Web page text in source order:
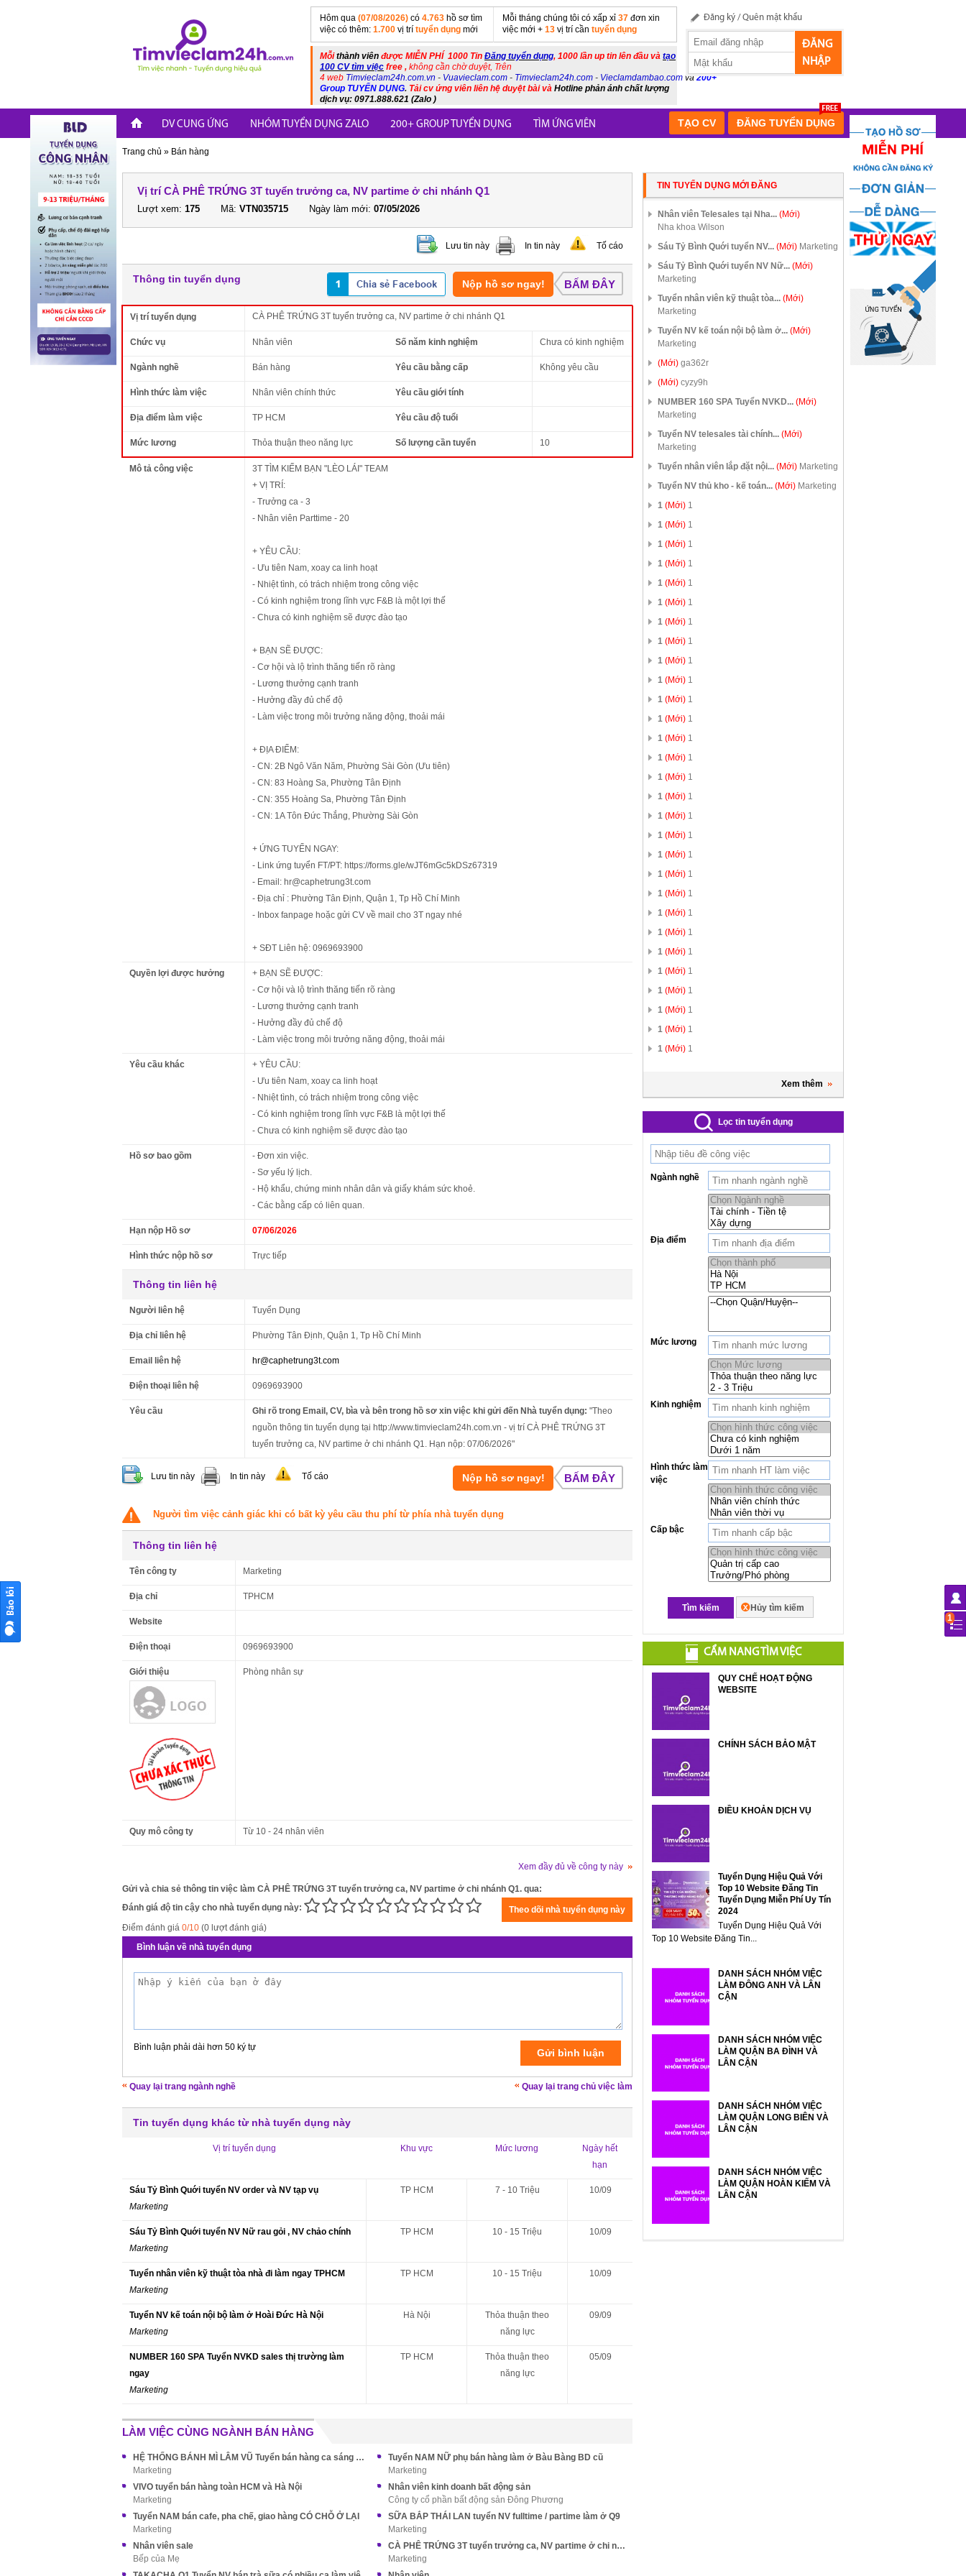
Hôm qua (07/08/2026) có 4.763 hồ sơ tìm
việc có thêm: 1.700 vị trí tuyển dụng mới
Mỗi tháng chúng tôi có xấp xỉ 37 đơn xin
việc mới + 13 vị trí cần tuyển dụng
Mỗithành viên được MIỄN PHÍ 1000 Tin Đăng tuyển dụng, 1000 lần up tin lên đầu và tạo
100 CV tìm việc free , không cần chờ duyệt, Trên
4 web Timvieclam24h.com.vn - Vuavieclam.com - Timvieclam24h.com - Vieclamdambao.com và 200+
Group TUYỂN DỤNG. Tải cv ứng viên liên hệ duyệt bài và Hotline phản ánh chất lượng
dịch vụ: 0971.888.621 (Zalo )
Đăng ký /Quên mật khẩu
ĐĂNG
NHẬP
DV CUNG ỨNG NHÓM TUYỂN DỤNG ZALO 200+ GROUP TUYỂN DỤNG TÌM ỨNG VIÊN ĐĂNG TUYỂN DỤNG
TẠO CV
Trang chủ » Bán hàng
Vị trí CÀ PHÊ TRỨNG 3T tuyển trưởng ca, NV partime ở chi nhánh Q1
Lượt xem: 175 Mã: VTN035715 Ngày làm mới: 07/05/2026
Lưu tin này In tin này Tố cáo
Thông tin tuyển dụng Nộp hồ sơ ngay! BẤM ĐÂY
Vị trí tuyển dụng CÀ PHÊ TRỨNG 3T tuyển trưởng ca, NV partime ở chi nhánh Q1
Chức vụ Nhân viên Số năm kinh nghiệm Chưa có kinh nghiệm
Ngành nghề Bán hàng Yêu cầu bằng cấp Không yêu cầu
Hình thức làm việc Nhân viên chính thức Yêu cầu giới tính
Địa điểm làm việc TP HCM Yêu cầu độ tuổi
Mức lương Thỏa thuận theo năng lực Số lượng cần tuyển 10
Mô tả công việc
3T TÌM KIẾM BẠN "LÈO LÁI" TEAM
+ VỊ TRÍ:
- Trưởng ca - 3
- Nhân viên Parttime - 20
+ YÊU CẦU:
- Ưu tiên Nam, xoay ca linh hoạt
- Nhiệt tình, có trách nhiệm trong công việc
- Có kinh nghiệm trong lĩnh vực F&B là một lợi thế
- Chưa có kinh nghiệm sẽ được đào tạo
+ BẠN SẼ ĐƯỢC:
- Cơ hội và lộ trình thăng tiến rõ ràng
- Lương thưởng cạnh tranh
- Hưởng đầy đủ chế độ
- Làm việc trong môi trưởng năng động, thoải mái
+ ĐỊA ĐIỂM:
- CN: 2B Ngô Văn Năm, Phường Sài Gòn (Ưu tiên)
- CN: 83 Hoàng Sa, Phường Tân Định
- CN: 355 Hoàng Sa, Phường Tân Định
- CN: 1A Tôn Đức Thắng, Phường Sài Gòn
+ ỨNG TUYỂN NGAY:
- Link ứng tuyển FT/PT: https://forms.gle/wJT6mGc5kDSz67319
- Email: hr@caphetrung3t.com
- Địa chỉ : Phường Tân Định, Quận 1, Tp Hồ Chí Minh
- Inbox fanpage hoặc gửi CV về mail cho 3T ngay nhé
+ SĐT Liên hệ: 0969693900
Quyền lợi được hưởng
+ BẠN SẼ ĐƯỢC:
- Cơ hội và lộ trình thăng tiến rõ ràng
- Lương thưởng cạnh tranh
- Hưởng đầy đủ chế độ
- Làm việc trong môi trưởng năng động, thoải mái
Yêu cầu khác
+ YÊU CẦU:
- Ưu tiên Nam, xoay ca linh hoạt
- Nhiệt tình, có trách nhiệm trong công việc
- Có kinh nghiệm trong lĩnh vực F&B là một lợi thế
- Chưa có kinh nghiệm sẽ được đào tạo
Hồ sơ bao gồm
- Đơn xin việc.
- Sơ yếu lý lịch.
- Hộ khẩu, chứng minh nhân dân và giấy khám sức khoẻ.
- Các bằng cấp có liên quan.
Hạn nộp Hồ sơ 07/06/2026
Hình thức nộp hồ sơ Trực tiếp
Thông tin liên hệ
Người liên hệ Tuyển Dụng
Địa chỉ liên hệ Phường Tân Định, Quận 1, Tp Hồ Chí Minh
Email liên hệ hr@caphetrung3t.com
Điện thoại liên hệ 0969693900
Yêu cầu Ghi rõ trong Email, CV, bìa và bên trong hồ sơ xin việc khi gửi đến Nhà tuyển dụng: "Theo
nguồn thông tin tuyển dụng tại http://www.timvieclam24h.com.vn - vị trí CÀ PHÊ TRỨNG 3T
tuyển trưởng ca, NV partime ở chi nhánh Q1. Hạn nộp: 07/06/2026"
Lưu tin này In tin này Tố cáo Nộp hồ sơ ngay! BẤM ĐÂY
Người tìm việc cảnh giác khi có bất kỳ yêu cầu thu phí từ phía nhà tuyển dụng
Thông tin liên hệ
Tên công ty Marketing
Địa chỉ TPHCM
Website
Điện thoại 0969693900
Giới thiệu Phòng nhân sự
Quy mô công ty Từ 10 - 24 nhân viên
Xem đầy đủ về công ty này
Gửi và chia sẻ thông tin việc làm CÀ PHÊ TRỨNG 3T tuyển trưởng ca, NV partime ở chi nhánh Q1. qua:
Đánh giá độ tin cậy cho nhà tuyển dụng này:
Điểm đánh giá 0/10 (0 lượt đánh giá)
Bình luận về nhà tuyển dụng
Bình luận phải dài hơn 50 ký tự
Quay lại trang ngành nghề Quay lại trang chủ việc làm
Tin tuyển dụng khác từ nhà tuyển dụng này
Vị trí tuyển dụng Khu vực Mức lương
Ngày hết
hạn
Sáu Tỷ Bình Quới tuyển NV order và NV tạp vụ
Marketing
TP HCM 7 - 10 Triệu 10/09
Sáu Tỷ Bình Quới tuyển NV Nữ rau gỏi , NV chảo chính
Marketing
TP HCM 10 - 15 Triệu 10/09
Tuyển nhân viên kỹ thuật tòa nhà đi làm ngay TPHCM
Marketing
TP HCM 10 - 15 Triệu 10/09
Tuyển NV kế toán nội bộ làm ở Hoài Đức Hà Nội
Marketing
Hà Nội
Thỏa thuận theo
năng lực
09/09
NUMBER 160 SPA Tuyển NVKD sales thị trường làm
ngay
Marketing
TP HCM
Thỏa thuận theo
năng lực
05/09
LÀM VIỆC CÙNG NGÀNH BÁN HÀNG
HỆ THỐNG BÁNH MÌ LÂM VŨ Tuyển bán hàng ca sáng ở Thủ Đức
Marketing
Tuyển NAM NỮ phụ bán hàng làm ở Bàu Bàng BD cũ
Marketing
VIVO tuyển bán hàng toàn HCM và Hà Nội
Marketing
Nhân viên kinh doanh bất động sản
Công ty cổ phần bất động sản Đông Phương
Tuyển NAM bán cafe, pha chế, giao hàng CÓ CHỖ Ở LẠI
Marketing
SỮA BẮP THÁI LAN tuyển NV fulltime / partime làm ở Q9
Marketing
Nhân viên sale
Bếp của Mẹ
CÀ PHÊ TRỨNG 3T tuyển trưởng ca, NV partime ở chi nhánh Q1
Marketing
TIN TUYỂN DỤNG MỚI ĐĂNG
Nhân viên Telesales tại Nha... (Mới)
Nha khoa Wilson
Sáu Tỷ Bình Quới tuyển NV... (Mới) Marketing
Sáu Tỷ Bình Quới tuyển NV Nữ... (Mới)
Marketing
Tuyển nhân viên kỹ thuật tòa... (Mới)
Marketing
Tuyển NV kế toán nội bộ làm ở... (Mới)
Marketing
(Mới) ga362r
(Mới) cyzy9h
NUMBER 160 SPA Tuyển NVKD... (Mới)
Marketing
Tuyển NV telesales tài chính... (Mới)
Marketing
Tuyển nhân viên lắp đặt nội... (Mới) Marketing
Tuyển NV thủ kho - kế toán... (Mới) Marketing
1 (Mới) 1
1 (Mới) 1
1 (Mới) 1
1 (Mới) 1
1 (Mới) 1
1 (Mới) 1
1 (Mới) 1
1 (Mới) 1
1 (Mới) 1
1 (Mới) 1
1 (Mới) 1
1 (Mới) 1
1 (Mới) 1
1 (Mới) 1
1 (Mới) 1
1 (Mới) 1
1 (Mới) 1
1 (Mới) 1
1 (Mới) 1
1 (Mới) 1
1 (Mới) 1
1 (Mới) 1
1 (Mới) 1
1 (Mới) 1
1 (Mới) 1
1 (Mới) 1
1 (Mới) 1
1 (Mới) 1
1 (Mới) 1
Xem thêm
Lọc tin tuyển dụng
Ngành nghề
Địa điểm
Mức lương
Kinh nghiệm
Hình thức làm
việc
Cấp bậc
Tìm kiếm Hủy tìm kiếm
CẨM NANG TÌM VIỆC
QUY CHẾ HOẠT ĐỘNG
WEBSITE
CHÍNH SÁCH BẢO MẬT
ĐIỀU KHOẢN DỊCH VỤ
Tuyển Dụng Hiệu Quả Với
Top 10 Website Đăng Tin
Tuyển Dụng Miễn Phí Uy Tín
2024
Tuyển Dụng Hiệu Quả Với
Top 10 Website Đăng Tin...
DANH SÁCH NHÓM VIỆC
LÀM ĐÔNG ANH VÀ LÂN
CẬN
DANH SÁCH NHÓM VIỆC
LÀM QUẬN BA ĐÌNH VÀ
LÂN CẬN
DANH SÁCH NHÓM VIỆC
LÀM QUẬN LONG BIÊN VÀ
LÂN CẬN
DANH SÁCH NHÓM VIỆC
LÀM QUẬN HOÀN KIẾM VÀ
LÂN CẬN
1